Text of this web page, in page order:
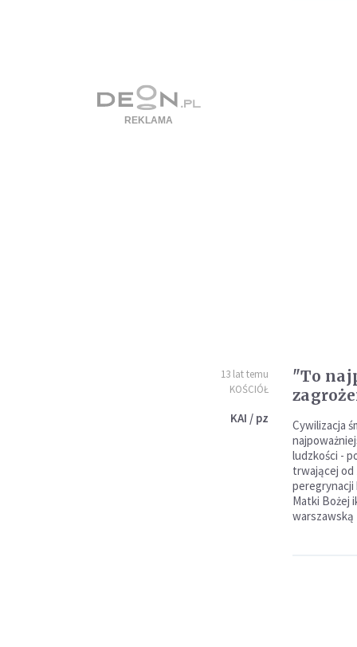
13 lat temu
KOŚCIÓŁ
KAI / pz
"To
Cywilizacja
ludzkości -
trwającej od
peregrynacji
Matki Bożej
warszawską